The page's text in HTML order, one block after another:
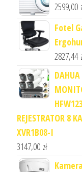
2599,00
Fotel
2827,44
REJESTRATOR 8
XVR1B08-I
3147,00 zł